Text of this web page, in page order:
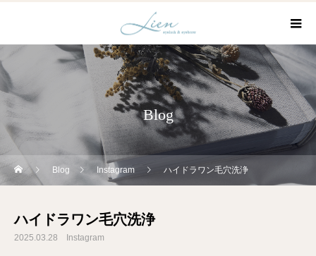
Blog
Blog Instagram ハイドラワン毛穴洗浄
ハイドラワン毛穴洗浄
2025.03.28 Instagram